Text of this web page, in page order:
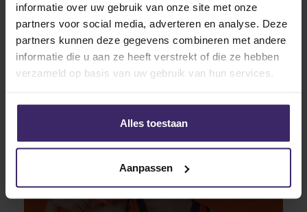
informatie over uw gebruik van onze site met onze
partners voor social media, adverteren en analyse. Deze
partners kunnen deze gegevens combineren met andere
informatie die u aan ze heeft verstrekt of die ze hebben
verzameld op basis van uw gebruik van hun services.
Alles toestaan
Aanpassen
KingsTalent Teams of the Week #8